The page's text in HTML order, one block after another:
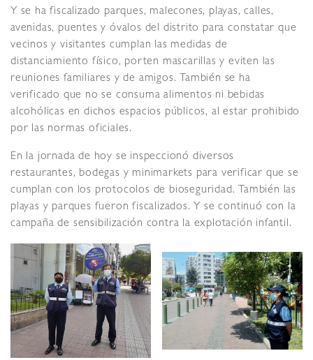
Y se ha fiscalizado parques, malecones, playas, calles,
avenidas, puentes y óvalos del distrito para constatar que
vecinos y visitantes cumplan las medidas de
distanciamiento físico, porten mascarillas y eviten las
reuniones familiares y de amigos. También se ha
verificado que no se consuma alimentos ni bebidas
alcohólicas en dichos espacios públicos, al estar prohibido
por las normas oficiales.
En la jornada de hoy se inspeccionó diversos
restaurantes, bodegas y minimarkets para verificar que se
cumplan con los protocolos de bioseguridad. También las
playas y parques fueron fiscalizados. Y se continuó con la
campaña de sensibilización contra la explotación infantil.